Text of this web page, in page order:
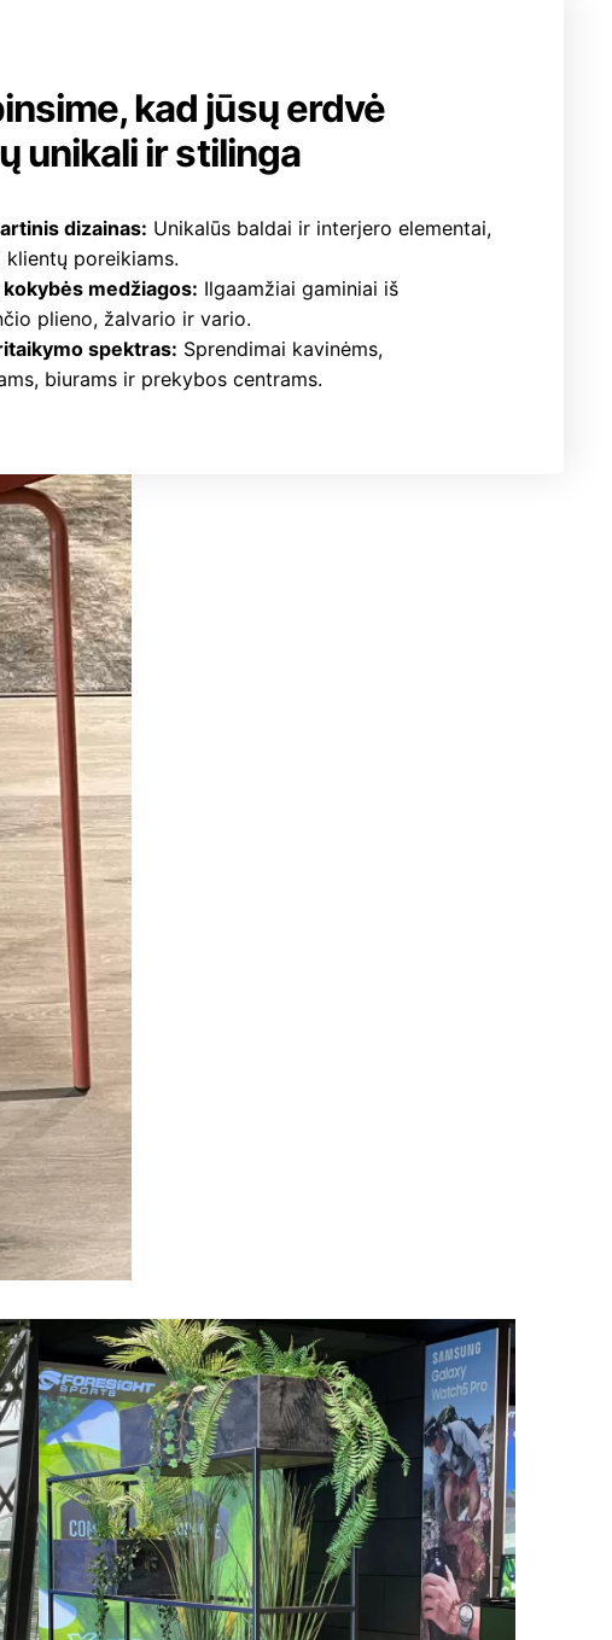
kad jūsų erdvė
unikali ir stilinga
dizainas: Unikalūs baldai ir interjero elementai,
poreikiams.
medžiagos: Ilgaamžiai gaminiai iš
plieno, žalvario ir vario.
spektras: Sprendimai kavinėms,
biurams ir prekybos centrams.